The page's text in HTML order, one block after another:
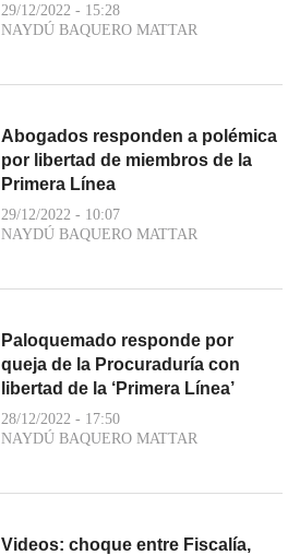
29/12/2022 - 15:28
NAYDÚ BAQUERO MATTAR
Abogados responden a polémica
por libertad de miembros de la
Primera Línea
29/12/2022 - 10:07
NAYDÚ BAQUERO MATTAR
Paloquemado responde por
queja de la Procuraduría con
libertad de la ‘Primera Línea’
28/12/2022 - 17:50
NAYDÚ BAQUERO MATTAR
Videos: choque entre Fiscalía,